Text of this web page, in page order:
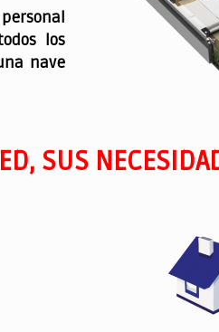
los
nave
SUS